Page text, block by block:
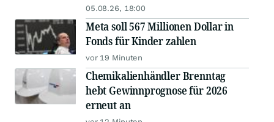
05.08.26, 18:00
Meta soll 567 Millionen Dollar in
Fonds für Kinder zahlen
vor 19 Minuten
Chemikalienhändler Brenntag
hebt Gewinnprognose für 2026
erneut an